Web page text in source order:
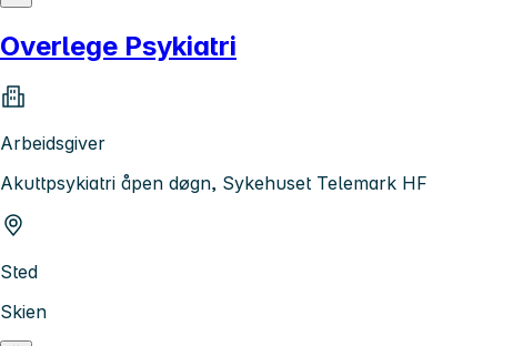
Overlege Psykiatri
Arbeidsgiver
Akuttpsykiatri åpen døgn, Sykehuset Telemark HF
Sted
Skien